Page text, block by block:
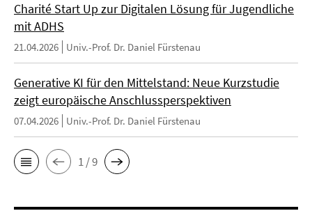
Charité Start Up zur Digitalen Lösung für Jugendliche
mit ADHS
21.04.2026 Univ.-Prof. Dr. Daniel Fürstenau
Generative KI für den Mittelstand: Neue Kurzstudie
zeigt europäische Anschlussperspektiven
07.04.2026 Univ.-Prof. Dr. Daniel Fürstenau
1 / 9